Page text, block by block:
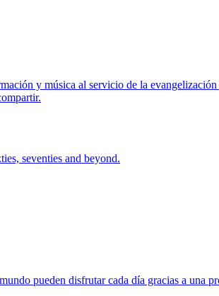
y música al servicio de la
seventies and beyond.
pueden disfrutar cada día gracias a una